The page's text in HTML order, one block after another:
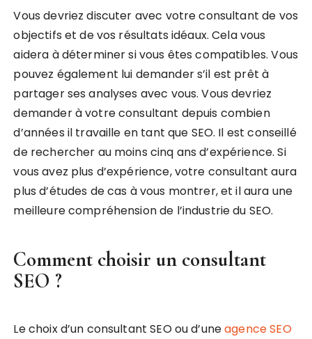
Vous devriez discuter avec votre consultant de vos
objectifs et de vos résultats idéaux. Cela vous
aidera à déterminer si vous êtes compatibles. Vous
pouvez également lui demander s’il est prêt à
partager ses analyses avec vous. Vous devriez
demander à votre consultant depuis combien
d’années il travaille en tant que SEO. Il est conseillé
de rechercher au moins cinq ans d’expérience. Si
vous avez plus d’expérience, votre consultant aura
plus d’études de cas à vous montrer, et il aura une
meilleure compréhension de l’industrie du SEO.
Comment choisir un consultant
SEO ?
Le choix d’un consultant SEO ou d’uneagence SEO